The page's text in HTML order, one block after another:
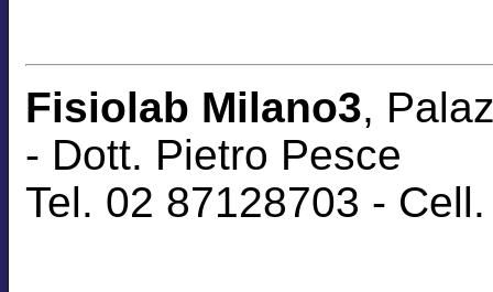
Fisiolab Milano3,
- Dott. Pietro Pesce
Tel. 02 87128703 -